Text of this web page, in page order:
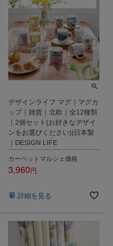
デザインライフ マグ｜マグカ
ップ｜雑貨｜北欧｜全12種類
｜2個セット(お好きなデザイ
ンをお選びください)|日本製
｜DESIGN LIFE
カーペットマルシェ価格
3,960
詳細を見る